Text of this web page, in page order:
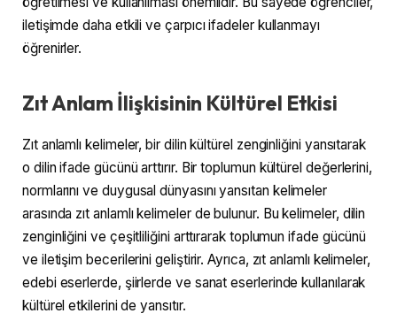
iletişimde daha etkili ve çarpıcı ifadeler kullanmayı
öğrenirler.
Zıt Anlam İlişkisinin Kültürel Etkisi
Zıt anlamlı kelimeler, bir dilin kültürel zenginliğini yansıtarak
o dilin ifade gücünü arttırır. Bir toplumun kültürel değerlerini,
normlarını ve duygusal dünyasını yansıtan kelimeler
arasında zıt anlamlı kelimeler de bulunur. Bu kelimeler, dilin
zenginliğini ve çeşitliliğini arttırarak toplumun ifade gücünü
ve iletişim becerilerini geliştirir. Ayrıca, zıt anlamlı kelimeler,
edebi eserlerde, şiirlerde ve sanat eserlerinde kullanılarak
kültürel etkilerini de yansıtır.